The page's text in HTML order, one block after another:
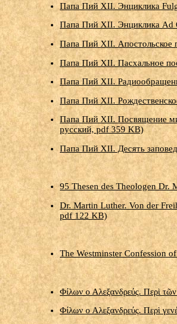
Папа Пий XII. Энциклика
Папа Пий XII. Энциклика Ad
Папа Пий XII. Апостольское
Папа Пий XII. Пасхальное
Папа Пий XII.
Папа Пий XII.
Папа Пий XII. Посвящение
русский, pdf 359 KB)
Папа Пий XII. Десять
95 Thesen des Theologen Dr.
Dr. Martin Luther. Von der
pdf 122 KB)
The Westminster Confession
Φίλων ο Αλεξανδρεύς. Περὶ
Φίλων ο Αλεξανδρεύς. Περὶ